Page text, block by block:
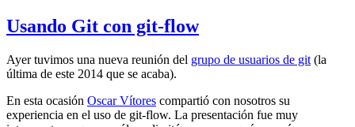
Usando Git con git-flow
Ayer tuvimos una nueva reunión del grupo de usuarios de git (la
última de este 2014 que se acaba).
En esta ocasión Oscar Vítores compartió con nosotros su
experiencia en el uso de git-flow. La presentación fue muy